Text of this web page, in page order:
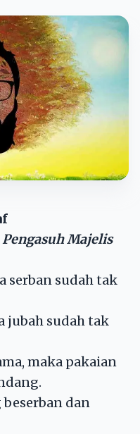
Majelis
serban sudah tak
jubah sudah tak
maka pakaian
dan